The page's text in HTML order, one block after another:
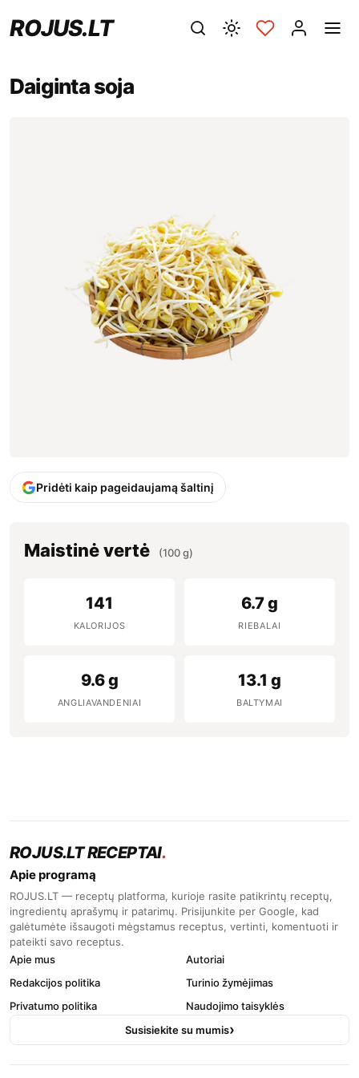
ROJUS.LT
Daiginta soja
Pridėti kaip pageidaujamą šaltinį
Maistinė vertė (100 g)
141
KALORIJOS
6.7 g
RIEBALAI
9.6 g
ANGLIAVANDENIAI
13.1 g
BALTYMAI
ROJUS.LT RECEPTAI.
Apie programą
ROJUS.LT — receptų platforma, kurioje rasite patikrintų receptų,
ingredientų aprašymų ir patarimų. Prisijunkite per Google, kad
galėtumėte išsaugoti mėgstamus receptus, vertinti, komentuoti ir
pateikti savo receptus.
Apie mus
Autoriai
Redakcijos politika
Turinio žymėjimas
Privatumo politika
Naudojimo taisyklės
Susisiekite su mumis